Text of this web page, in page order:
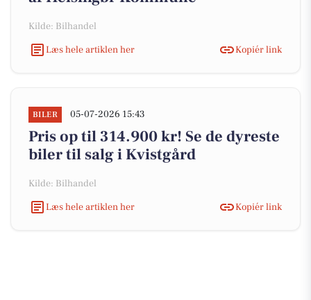
Kilde: Bilhandel
Læs hele artiklen her
Kopiér link
BILER 05-07-2026 15:43
Pris op til 314.900 kr! Se de dyreste
biler til salg i Kvistgård
Kilde: Bilhandel
Læs hele artiklen her
Kopiér link